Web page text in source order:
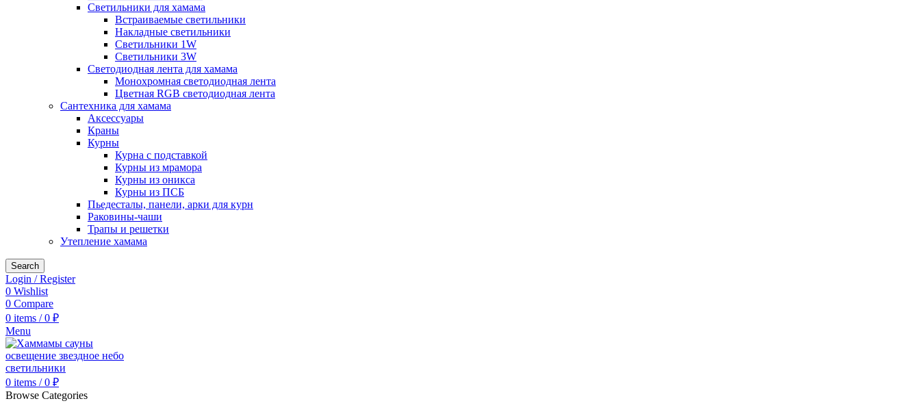
Светильники для хамама
Встраиваемые светильники
Накладные светильники
Светильники 1W
Светильники 3W
Светодиодная лента для хамама
Монохромная светодиодная лента
Цветная RGB светодиодная лента
Сантехника для хамама
Аксессуары
Краны
Курны
Курна с подставкой
Курны из мрамора
Курны из оникса
Курны из ПСБ
Пьедесталы, панели, арки для курн
Раковины-чаши
Трапы и решетки
Утепление хамама
Search
Login / Register
0 Wishlist
0 Compare
0 items / 0 ₽
Menu
0 items / 0 ₽
Browse Categories